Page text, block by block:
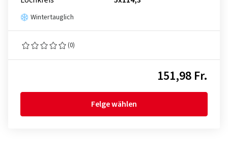
Wintertauglich
(0)
151,98 Fr.
Felge wählen